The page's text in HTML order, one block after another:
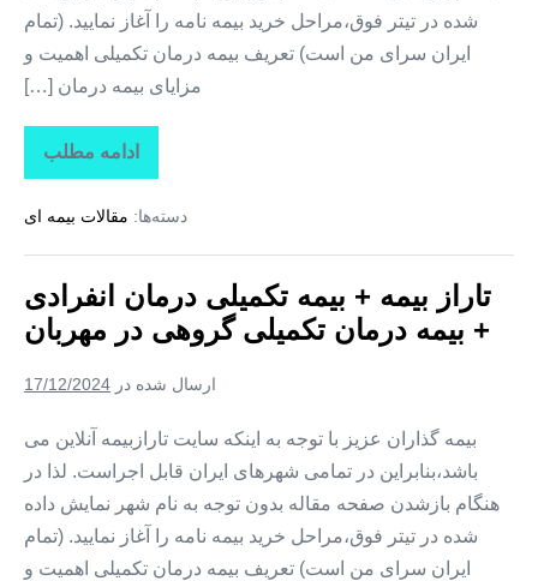
شده در تیتر فوق،مراحل خرید بیمه نامه را آغاز نمایید. (تمام
ایران سرای من است) تعریف بیمه درمان تکمیلی اهمیت و
مزایای بیمه درمان […]
ادامه مطلب
تاراز
بیمه
بیمه
درمان
+
بیمه
درمان
تکمیلی
در
کنان
دسته‌ها: مقالات بیمه ای
تاراز بیمه + بیمه تکمیلی درمان انفرادی
+ بیمه درمان تکمیلی گروهی در مهربان
ارسال شده در 17/12/2024
بیمه گذاران عزیز با توجه به اینکه سایت تارازبیمه آنلاین می
باشد،بنابراین در تمامی شهرهای ایران قابل اجراست. لذا در
هنگام بازشدن صفحه مقاله بدون توجه به نام شهر نمایش داده
شده در تیتر فوق،مراحل خرید بیمه نامه را آغاز نمایید. (تمام
ایران سرای من است) تعریف بیمه درمان تکمیلی اهمیت و